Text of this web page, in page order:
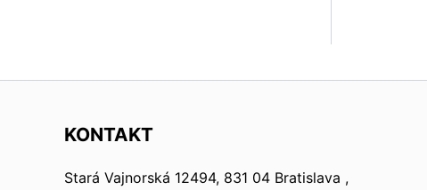
KONTAKT
Stará Vajnorská 12494, 831 04 Bratislava ,